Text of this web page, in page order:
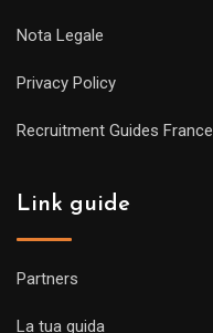
Nota Legale
Privacy Policy
Recruitment Guides
Link guide
Partners
La tua guida